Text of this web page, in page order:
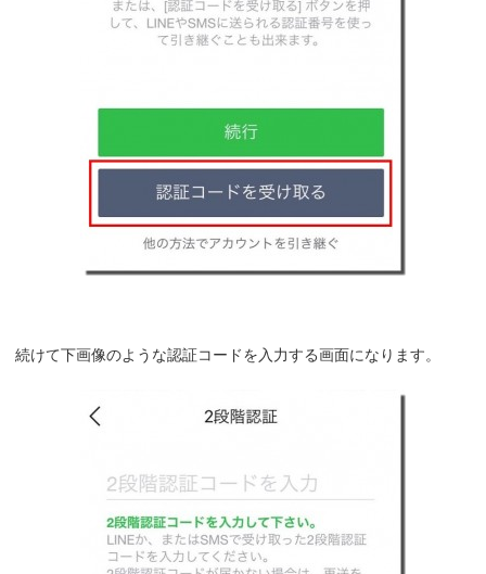
続けて下画像のような認証コードを入力する画面になります。